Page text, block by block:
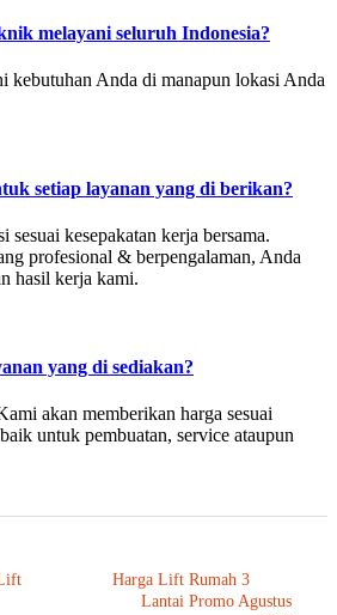
melayani seluruh Indonesia?
kebutuhan Anda di manapun lokasi Anda
setiap layanan yang di berikan?
sesuai kesepakatan kerja bersama.
profesional & berpengalaman, Anda
hasil kerja kami.
yang di sediakan?
akan memberikan harga sesuai
untuk pembuatan, service ataupun
Harga Lift Rumah 3
Lantai Promo Agustus